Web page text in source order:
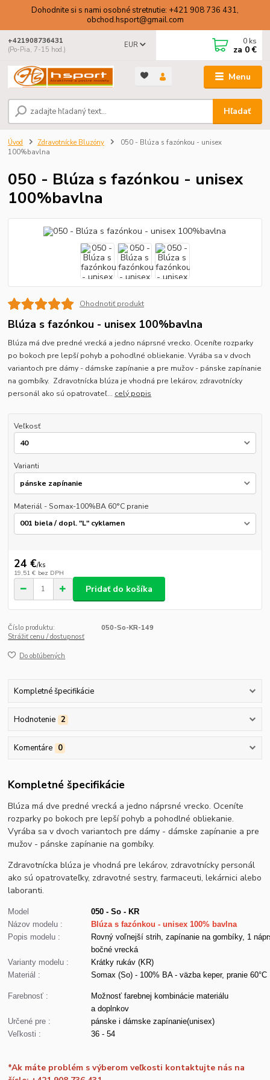
Dohodnite si s nami osobné stretnutie: +421 908 736 431,
obchod.hsport@gmail.com
Menu
EUR
Hľadať
+421908736431
(Po-Pia, 7-15 hod.)
0 ks
za 0 €
Úvod Zdravotnícke Bluzóny
050 - Blúza s fazónkou - unisex
100%bavlna
050 - Blúza s fazónkou - unisex
100%bavlna
Ohodnotiť produkt
Blúza s fazónkou - unisex 100%bavlna
Blúza má dve predné vrecká a jedno náprsné vrecko. Oceníte rozparky
po bokoch pre lepší pohyb a pohodlné obliekanie. Vyrába sa v dvoch
variantoch pre dámy - dámske zapínanie a pre mužov - pánske zapínanie
na gombíky. Zdravotnícka blúza je vhodná pre lekárov, zdravotnícky
personál ako sú opatrovateľ... celý popis
Veľkosť
Varianti
Materiál - Somax-100%BA 60°C pranie
24 €/ks
19,51 € bez DPH
Pridať do košíka
Číslo produktu:
050-So-KR-149
Strážiť cenu / dostupnosť
Do obľúbených
Kompletné špecifikácie
Hodnotenie 2
Komentáre 0
Kompletné špecifikácie
Blúza má dve predné vrecká a jedno náprsné vrecko. Oceníte
rozparky po bokoch pre lepší pohyb a pohodlné obliekanie.
Vyrába sa v dvoch variantoch pre dámy - dámske zapínanie a pre
mužov - pánske zapínanie na gombíky.
Zdravotnícka blúza je vhodná pre lekárov, zdravotnícky personál
ako sú opatrovateľky, zdravotné sestry, farmaceuti, lekárnici alebo
laboranti.
Model
050 - So - KR
Názov modelu :
Blúza s fazónkou - unisex 100% bavlna
Popis modelu :
Rovný voľnejší strih, zapínanie na gombíky, 1
bočné vrecká
Varianty modelu :
Krátky rukáv (KR)
Materiál :
Somax (So) - 100% BA - väzba keper, pranie 60°C
Farebnosť :
Možnosť farebnej kombinácie materiálu
a doplnkov
Určené pre :
pánske i dámske zapínanie(unisex)
Veľkosti :
36 - 54
*Ak máte problém s výberom veľkosti kontaktujte nás na